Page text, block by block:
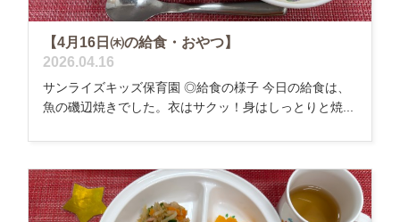
【4月16日㈭の給食・おやつ】
2026.04.16
サンライズキッズ保育園 ◎給食の様子 今日の給食は、
魚の磯辺焼きでした。衣はサクッ！身はしっとりと焼...